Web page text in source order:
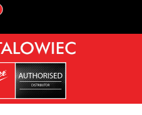
w koszyku: 0. Zobacz